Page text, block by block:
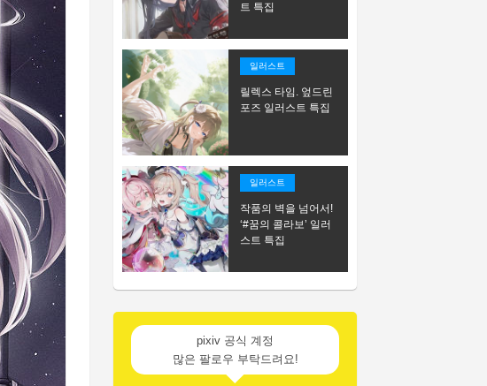
트 특집
일러스트
릴렉스 타임. 엎드린
포즈 일러스트 특집
일러스트
작품의 벽을 넘어서!
‘#꿈의 콜라보’ 일러
스트 특집
pixiv 공식 계정
많은 팔로우 부탁드려요!